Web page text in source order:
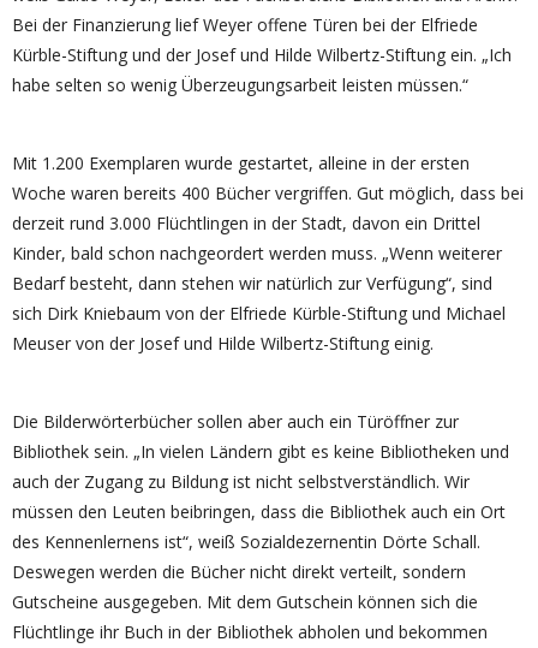
Bei der Finanzierung lief Weyer offene Türen bei der Elfriede
Kürble-Stiftung und der Josef und Hilde Wilbertz-Stiftung ein. „Ich
habe selten so wenig Überzeugungsarbeit leisten müssen.“
Mit 1.200 Exemplaren wurde gestartet, alleine in der ersten
Woche waren bereits 400 Bücher vergriffen. Gut möglich, dass bei
derzeit rund 3.000 Flüchtlingen in der Stadt, davon ein Drittel
Kinder, bald schon nachgeordert werden muss. „Wenn weiterer
Bedarf besteht, dann stehen wir natürlich zur Verfügung“, sind
sich Dirk Kniebaum von der Elfriede Kürble-Stiftung und Michael
Meuser von der Josef und Hilde Wilbertz-Stiftung einig.
Die Bilderwörterbücher sollen aber auch ein Türöffner zur
Bibliothek sein. „In vielen Ländern gibt es keine Bibliotheken und
auch der Zugang zu Bildung ist nicht selbstverständlich. Wir
müssen den Leuten beibringen, dass die Bibliothek auch ein Ort
des Kennenlernens ist“, weiß Sozialdezernentin Dörte Schall.
Deswegen werden die Bücher nicht direkt verteilt, sondern
Gutscheine ausgegeben. Mit dem Gutschein können sich die
Flüchtlinge ihr Buch in der Bibliothek abholen und bekommen